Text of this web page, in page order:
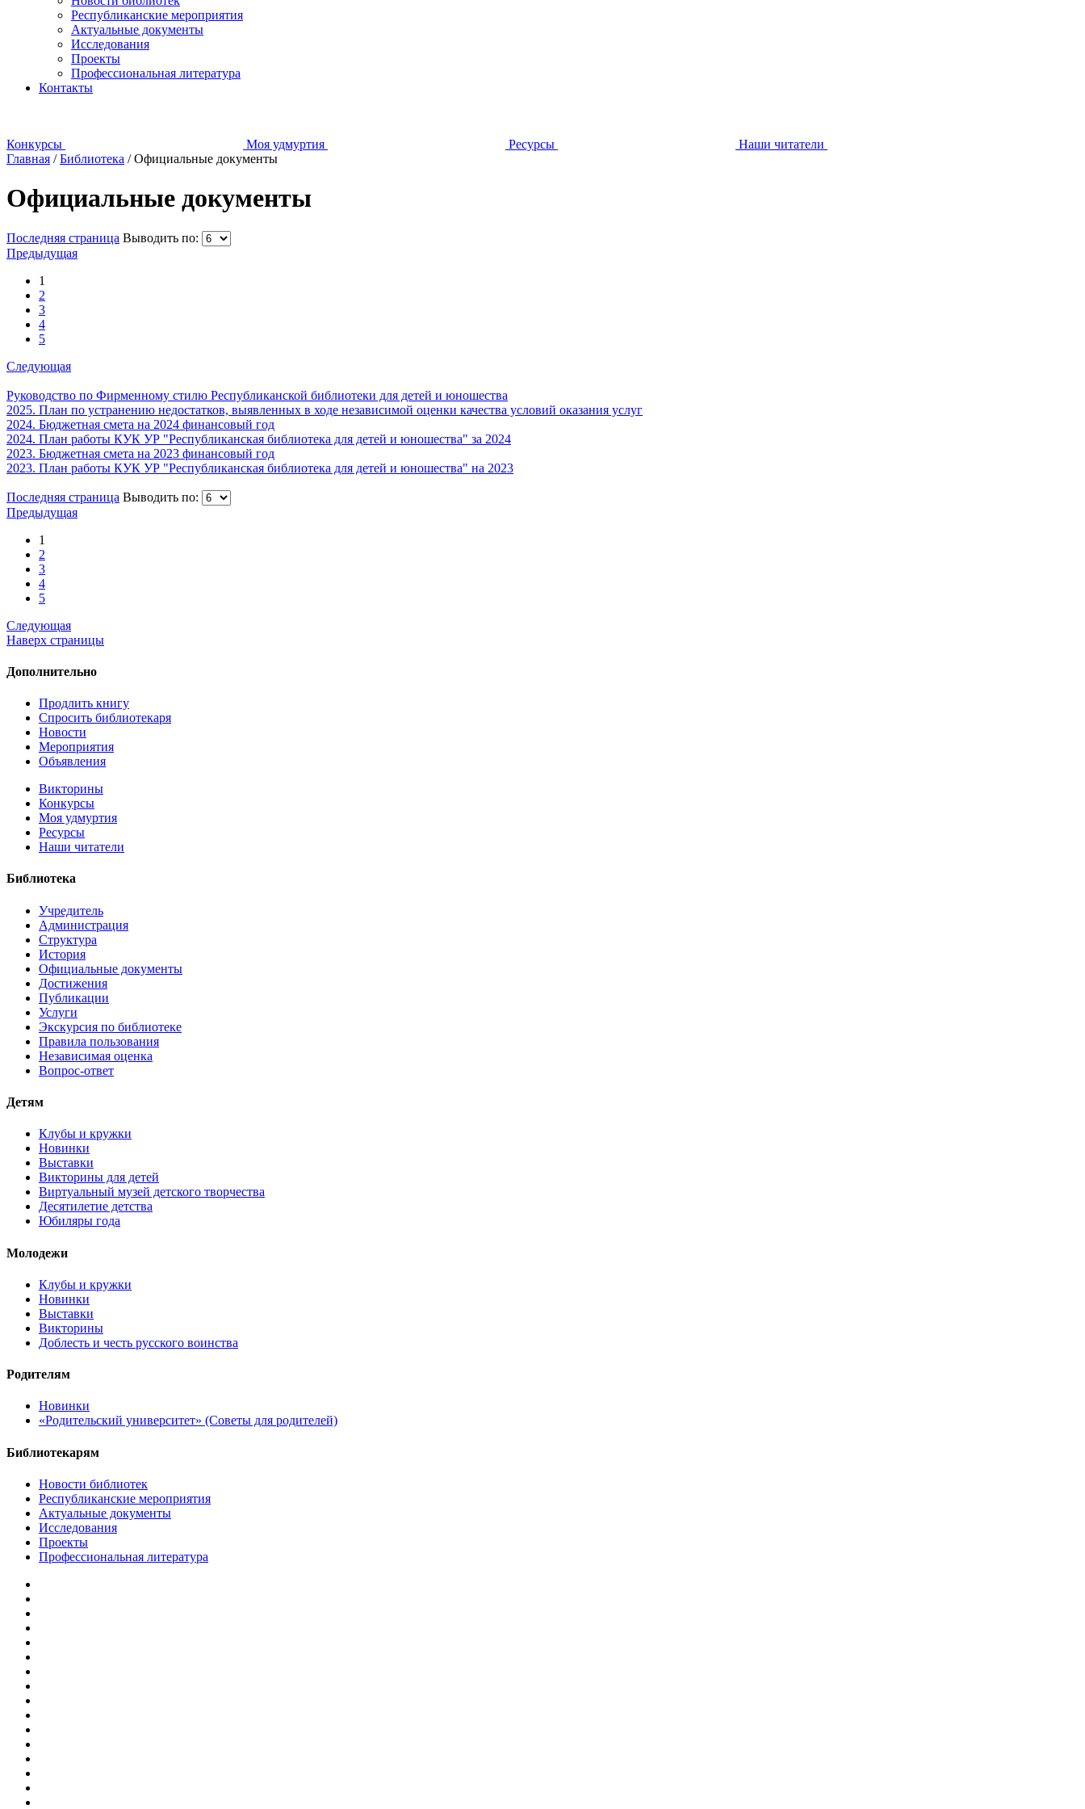
Республиканские мероприятия
Актуальные документы
Исследования
Проекты
Профессиональная литература
Контакты
Конкурсы Моя удмуртия Ресурсы
Наши читатели
Главная /Библиотека /Официальные документы
Официальные документы
Последняя страница Выводить по:
Предыдущая
1
2
3
4
5
Следующая
Руководство по Фирменному стилю Республиканской библиотеки для детей и юношества
2025. План по устранению недостатков, выявленных в ходе независимой оценки качества условий оказания услуг
2024. Бюджетная смета на 2024 финансовый год
2024. План работы КУК УР "Республиканская библиотека для детей и юношества" за 2024
2023. Бюджетная смета на 2023 финансовый год
2023. План работы КУК УР "Республиканская библиотека для детей и юношества" на 2023
Последняя страница Выводить по:
Предыдущая
1
2
3
4
5
Следующая
Наверх страницы
Дополнительно
Продлить книгу
Спросить библиотекаря
Новости
Мероприятия
Объявления
Викторины
Конкурсы
Моя удмуртия
Ресурсы
Наши читатели
Библиотека
Учредитель
Администрация
Структура
История
Официальные документы
Достижения
Публикации
Услуги
Экскурсия по библиотеке
Правила пользования
Независимая оценка
Вопрос-ответ
Детям
Клубы и кружки
Новинки
Выставки
Викторины для детей
Виртуальный музей детского творчества
Десятилетие детства
Юбиляры года
Молодежи
Клубы и кружки
Новинки
Выставки
Викторины
Доблесть и честь русского воинства
Родителям
Новинки
«Родительский университет» (Советы для родителей)
Библиотекарям
Новости библиотек
Республиканские мероприятия
Актуальные документы
Исследования
Проекты
Профессиональная литература